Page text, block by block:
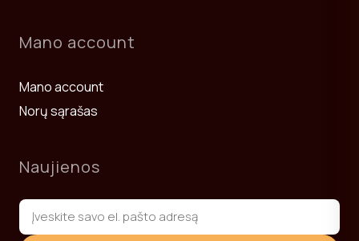
Mano account
Mano account
Norų sąrašas
Naujienos